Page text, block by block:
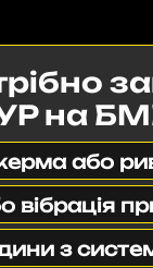
на
керма або
вібрація
з